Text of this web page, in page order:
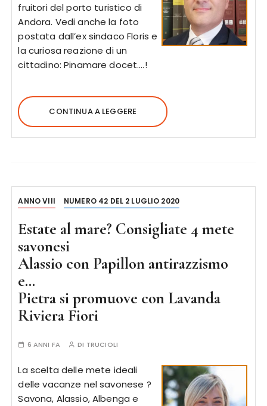
fruitori del porto turistico di
Andora. Vedi anche la foto
postata dall’ex sindaco Floris e
la curiosa reazione di un
cittadino: Pinamare docet….!
CONTINUA A LEGGERE
ANNO VIII NUMERO 42 DEL 2 LUGLIO 2020
Estate al mare? Consigliate 4 mete
savonesi
Alassio con Papillon antirazzismo
e…
Pietra si promuove con Lavanda
Riviera Fiori
6 ANNI FA DI TRUCIOLI
La scelta delle mete ideali
delle vacanze nel savonese ?
Savona, Alassio, Albenga e